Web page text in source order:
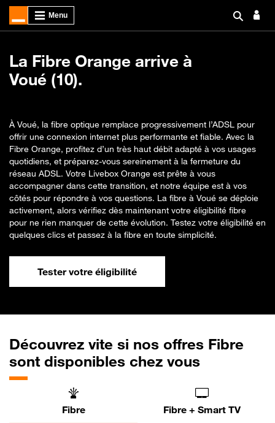
La Fibre Orange arrive à
Voué (10).
À Voué, la fibre optique remplace progressivement l’ADSL pour
offrir une connexion internet plus performante et fiable. Avec la
Fibre Orange, profitez d’un très haut débit adapté à vos usages
quotidiens, et préparez-vous sereinement à la fermeture du
réseau ADSL. Votre Livebox Orange est prête à vous
accompagner dans cette transition, et notre équipe est à vos
côtés pour répondre à vos questions. La fibre à Voué se déploie
activement, alors vérifiez dès maintenant votre éligibilité fibre
pour ne rien manquer de cette évolution. Testez votre éligibilité en
quelques clics et passez à la fibre en toute simplicité.
Tester votre éligibilité
Découvrez vite si nos offres Fibre
sont disponibles chez vous
Fibre Fibre + Smart TV